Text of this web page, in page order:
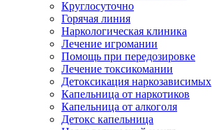
Круглосуточно
Горячая линия
Наркологическая клиника
Лечение игромании
Помощь при передозировке
Лечение токсикомании
Детоксикация наркозависимых
Капельница от наркотиков
Капельница от алкоголя
Детокс капельница